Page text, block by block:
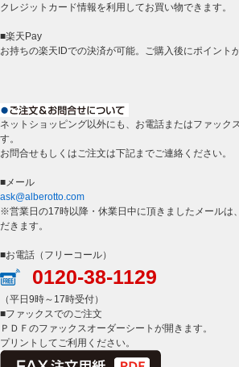
クレジットカード情報を利用してお買い物できます。
■楽天Pay
お持ちの楽天IDでの決済が可能。ご購入後にポイント
ネットショッピング以外にも、お電話またはファック
す。
お問合せもしくはご注文は下記までご連絡ください。
■メール
ask@alberotto.com
※営業日の17時以降・休業日中に頂きましたメールは
だきます。
■お電話（フリーコール）
0120-38-1129
（平日9時～17時受付）
■ファックスでのご注文
ＰＤＦのファックスオーダーシートが開きます。
プリントしてご利用ください。